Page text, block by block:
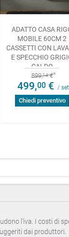
ADATTO CASA
MOBILE 60CM 2
CASSETTI CON
E SPECCHIO
CALDO
899,14€
499,00€ / set
Chiedi preventivo
l'iva. I costi di
dai produttori.